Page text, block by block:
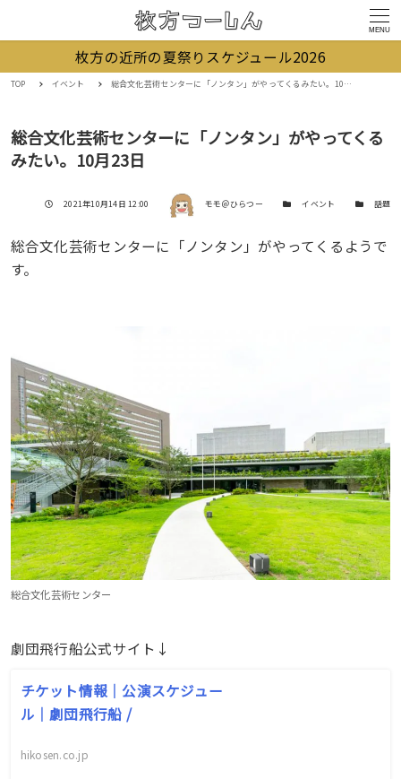
MENU
枚方の近所の夏祭りスケジュール2026
TOP イベント 総合文化芸術センターに「ノンタン」がやってくるみたい。10月23日
総合文化芸術センターに「ノンタン」がやってくる
みたい。10月23日
投稿日
2021年10月14日 12:00 著者 モモ＠ひらつー カテゴリー
イベント カテゴリー
話題
総合文化芸術センターに「ノンタン」がやってくるようで
す。
総合文化芸術センター
劇団飛行船公式サイト↓
チケット情報｜公演スケジュー
ル｜劇団飛行船 /
hikosen.co.jp